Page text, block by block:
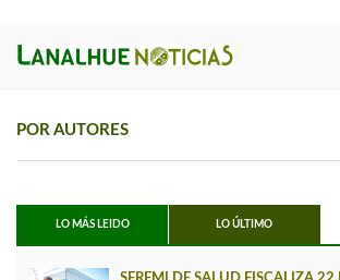
POR AUTORES
LO MÁS LEIDO LO ÚLTIMO